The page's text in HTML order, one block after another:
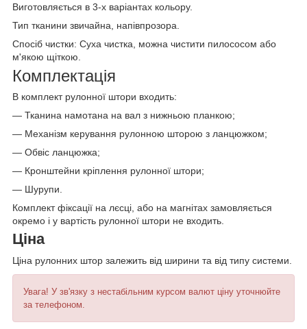
Виготовляється в 3-х варіантах кольору.
Тип тканини звичайна, напівпрозора.
Спосіб чистки: Суха чистка, можна чистити пилососом або
м'якою щіткою.
Комплектація
В комплект рулонної штори входить:
— Тканина намотана на вал з нижньою планкою;
— Механізм керування рулонною шторою з ланцюжком;
— Обвіс ланцюжка;
— Кронштейни кріплення рулонної штори;
— Шурупи.
Комплект фіксації на лєсці, або на магнітах замовляється
окремо і у вартість рулонної штори не входить.
Ціна
Ціна рулонних штор залежить від ширини та від типу системи.
Увага! У зв'язку з нестабільним курсом валют ціну уточнюйте
за телефоном.